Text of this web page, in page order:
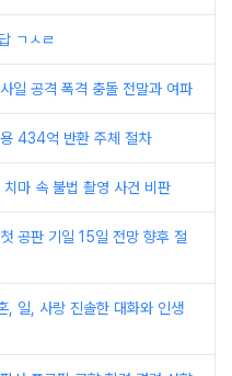
ㄱㅅㄹ
일 공격 폭격 충돌 전말과 여파
434억 반환 주체 절차
마 속 불법 촬영 사건 비판
공판 기일 15일 전망 향후 절
, 일, 사랑 진솔한 대화와 인생